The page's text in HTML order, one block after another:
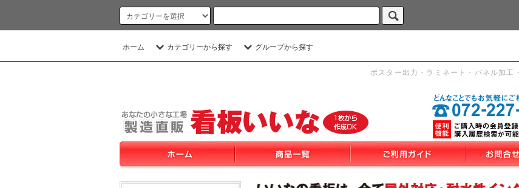
ホーム カテゴリーから探す グループから探す
ポスター出力・ラミネート・パネル加工